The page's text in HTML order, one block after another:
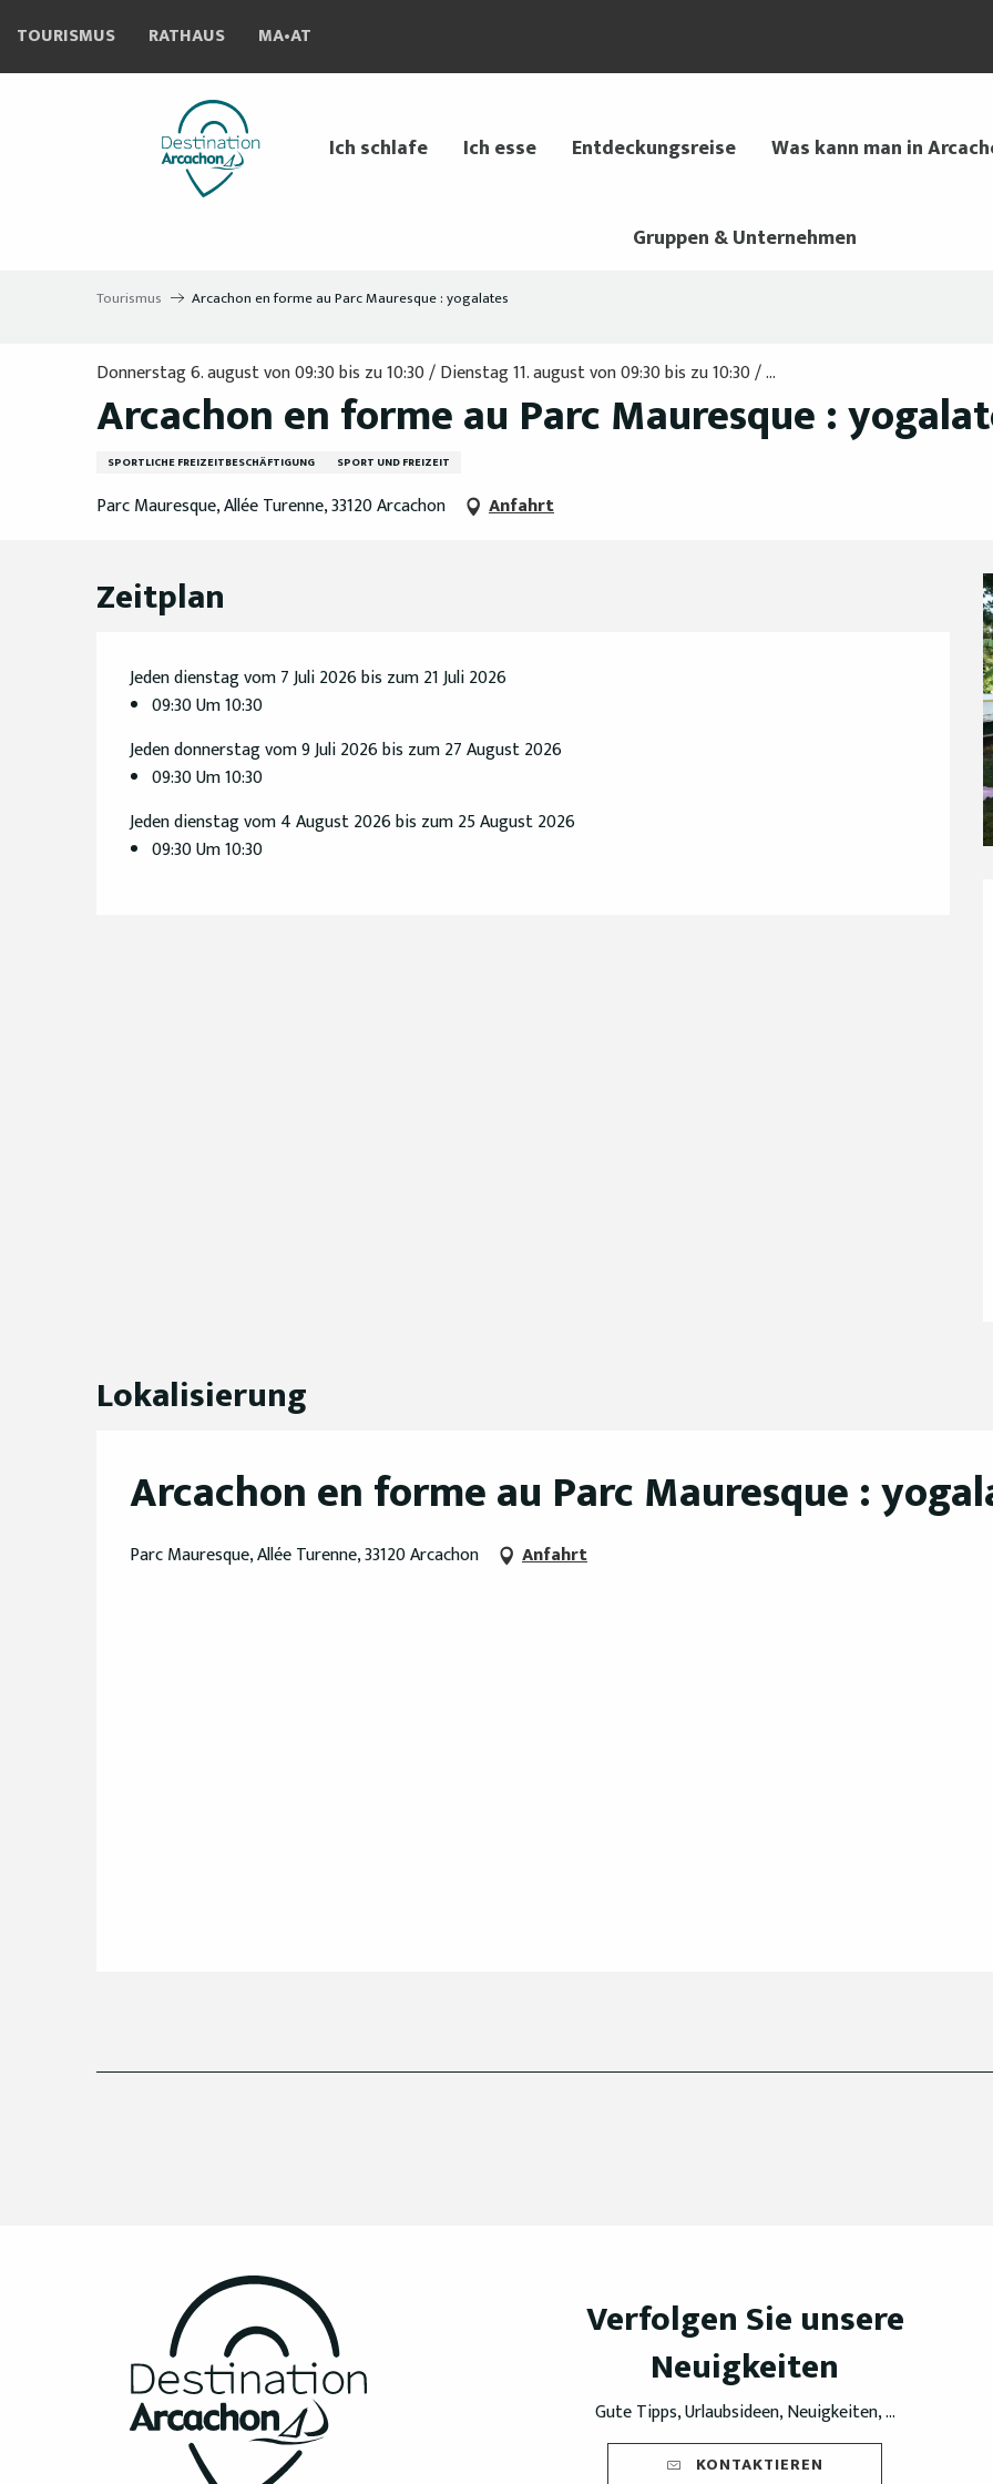
contenu
TOURISMUS RATHAUS MA•AT
Ich schlafe Ich esse Entdeckungsreise Was kann man in
Gruppen & Unternehmen
Tourismus Arcachon en forme au Parc Mauresque : yogalates
Donnerstag 6. august von 09:30 bis zu 10:30 / Dienstag 11. august von 09:30 bis zu 10:30 / ...
Arcachon en forme au Parc Mauresque :
SPORTLICHE FREIZEITBESCHÄFTIGUNG SPORT UND FREIZEIT
Parc Mauresque, Allée Turenne, 33120 Arcachon Anfahrt
Zeitplan
Jeden dienstag vom 7 Juli 2026 bis zum 21 Juli 2026
09:30 Um 10:30
Jeden donnerstag vom 9 Juli 2026 bis zum 27 August 2026
09:30 Um 10:30
Jeden dienstag vom 4 August 2026 bis zum 25 August 2026
09:30 Um 10:30
Lokalisierung
Arcachon en forme au Parc Mauresque :
Parc Mauresque, Allée Turenne, 33120 Arcachon Anfahrt
Verfolgen Sie unsere
Neuigkeiten
Gute Tipps, Urlaubsideen, Neuigkeiten, ...
KONTAKTIEREN